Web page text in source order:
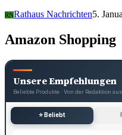
RNRathaus Nachrichten5.
Amazon Shopping
Unsere Empfehlungen
Beliebte Produkte · Von der Redaktion
⭐ Beliebt